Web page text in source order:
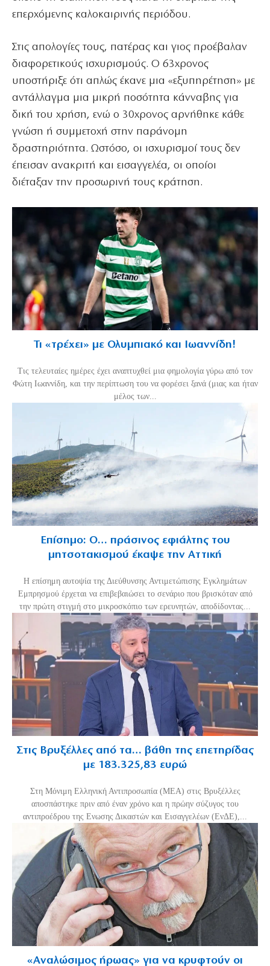
επερχόμενης καλοκαιρινής περιόδου.
Στις απολογίες τους, πατέρας και γιος προέβαλαν
διαφορετικούς ισχυρισμούς. Ο 63χρονος
υποστήριξε ότι απλώς έκανε μια «εξυπηρέτηση» με
αντάλλαγμα μια μικρή ποσότητα κάνναβης για
δική του χρήση, ενώ ο 30χρονος αρνήθηκε κάθε
γνώση ή συμμετοχή στην παράνομη
δραστηριότητα. Ωστόσο, οι ισχυρισμοί τους δεν
έπεισαν ανακριτή και εισαγγελέα, οι οποίοι
διέταξαν την προσωρινή τους κράτηση.
Τι «τρέχει» με Ολυμπιακό και Ιωαννίδη!
Τις τελευταίες ημέρες έχει αναπτυχθεί μια φημολογία γύρω από τον
Φώτη Ιωαννίδη, και την περίπτωση του να φορέσει ξανά (μιας και ήταν
μέλος των...
Επίσημο: Ο… πράσινος εφιάλτης του
μητσοτακισμού έκαψε την Αττική
Η επίσημη αυτοψία της Διεύθυνσης Αντιμετώπισης Εγκλημάτων
Εμπρησμού έρχεται να επιβεβαιώσει το σενάριο που βρισκόταν από
την πρώτη στιγμή στο μικροσκόπιο των ερευνητών, αποδίδοντας...
Στις Βρυξέλλες από τα… βάθη της επετηρίδας
με 183.325,83 ευρώ
Στη Μόνιμη Ελληνική Αντιπροσωπία (ΜΕΑ) στις Βρυξέλλες
αποσπάστηκε πριν από έναν χρόνο και η πρώην σύζυγος του
αντιπροέδρου της Ενωσης Δικαστών και Εισαγγελέων (ΕνΔΕ),...
«Aναλώσιμος ήρωας» για να κρυφτούν οι